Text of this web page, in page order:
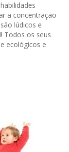
a concentração
lúdicos e
Todos os seus
ecológicos e